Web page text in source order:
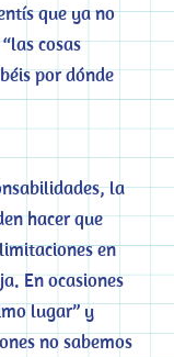
que ya no
cosas
por dónde
la
hacer que
en
En ocasiones
lugar” y
no sabemos